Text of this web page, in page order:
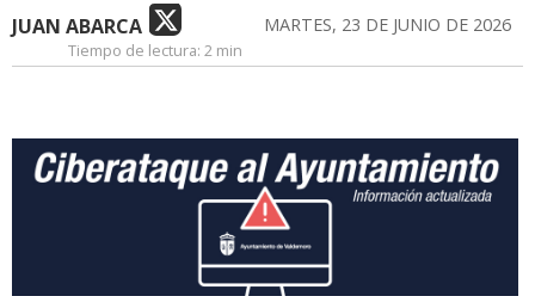
JUAN ABARCA MARTES, 23 DE JUNIO DE 2026
Tiempo de lectura: 2 min